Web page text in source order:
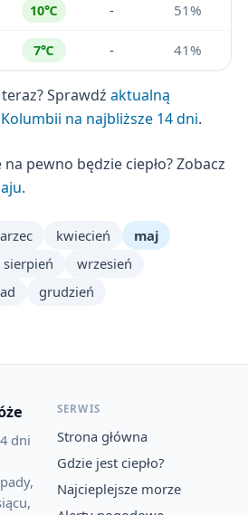
10℃ - 51%
7℃ - 41%
Sprawdź aktualną
na najbliższe 14 dni.
pewno będzie ciepło? Zobacz
.
kwiecień
maj
sierpień
wrzesień
grudzień
dni
SERWIS
Strona główna
Gdzie jest ciepło?
Najcieplejsze morze